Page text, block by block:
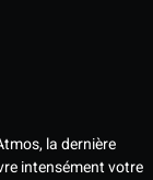
la dernière
intensément votre